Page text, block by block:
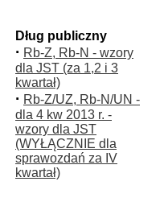
Dług publiczny
· Rb-Z, Rb-N - wzory
dla JST (za 1,2 i 3
kwartał)
· Rb-Z/UZ, Rb-N/UN -
dla 4 kw 2013 r. -
wzory dla JST
(WYŁĄCZNIE dla
sprawozdań za IV
kwartał)